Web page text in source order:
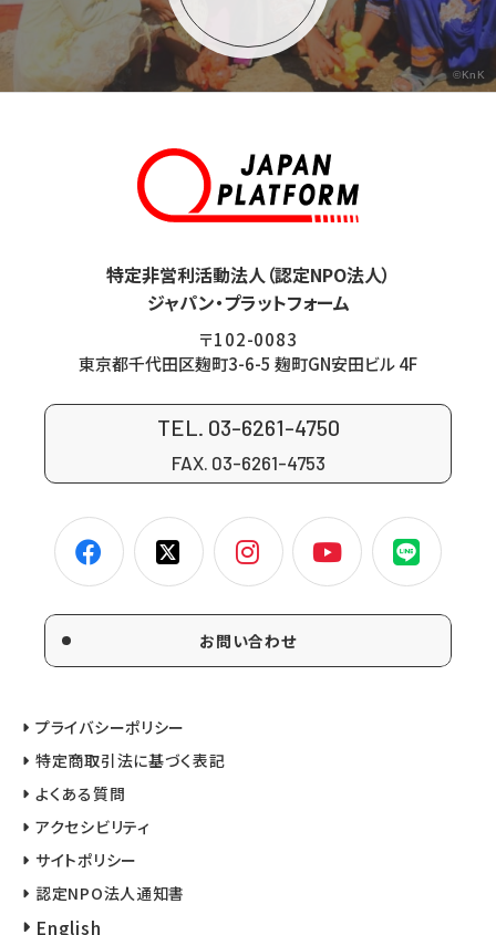
©KnK
特定非営利活動法人（認定NPO法人）
ジャパン・プラットフォーム
〒102-0083
東京都千代田区麹町3-6-5 麹町GN安田ビル 4F
TEL. 03-6261-4750
FAX. 03-6261-4753
お問い合わせ
プライバシーポリシー
特定商取引法に基づく表記
よくある質問
アクセシビリティ
サイトポリシー
認定NPO法人通知書
English